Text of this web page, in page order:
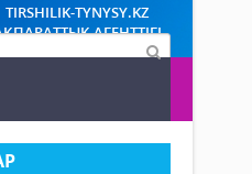
TIRSHILIK-TYNYSY.KZ
АГЕНТТІГІ